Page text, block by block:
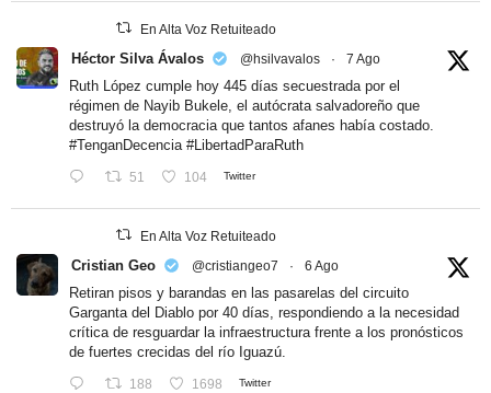
En Alta Voz Retuiteado
Héctor Silva Ávalos @hsilvavalos · 7 Ago
Ruth López cumple hoy 445 días secuestrada por el
régimen de Nayib Bukele, el autócrata salvadoreño que
destruyó la democracia que tantos afanes había costado.
#TenganDecencia #LibertadParaRuth
51 104 Twitter
En Alta Voz Retuiteado
Cristian Geo @cristiangeo7 · 6 Ago
Retiran pisos y barandas en las pasarelas del circuito
Garganta del Diablo por 40 días, respondiendo a la necesidad
crítica de resguardar la infraestructura frente a los pronósticos
de fuertes crecidas del río Iguazú.
188 1698 Twitter